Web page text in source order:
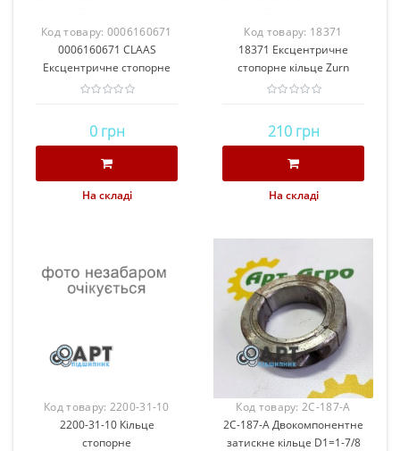
Код товару: 0006160671
CLAAS
0006160671 CLAAS
Ексцентричне стопорне
кільце
0 грн
На складі
Код товару: 18371
18371 Ексцентричне
стопорне кільце Zurn
210 грн
На складі
Код товару: 2200-31-10
2200-31-10 Кільце
стопорне
Код товару:2C-187-A
2C-187-A Двокомпонентне
затискне кільце D1=1-7/8